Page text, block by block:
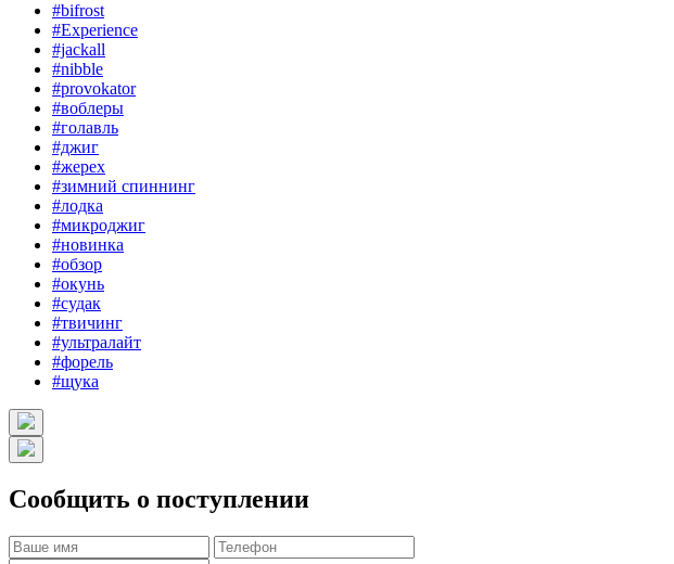
#bifrost
#Experience
#jackall
#nibble
#provokator
#воблеры
#голавль
#джиг
#жерех
#зимний спиннинг
#лодка
#микроджиг
#новинка
#обзор
#окунь
#судак
#твичинг
#ультралайт
#форель
#щука
Сообщить о поступлении